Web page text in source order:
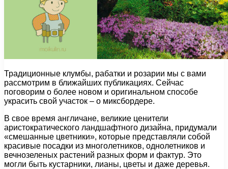
Традиционные клумбы, рабатки и розарии мы с вами
рассмотрим в ближайших публикациях. Сейчас
поговорим о более новом и оригинальном способе
украсить свой участок – о миксбордере.
В свое время англичане, великие ценители
аристократического ландшафтного дизайна, придумали
«смешанные цветники», которые представляли собой
красивые посадки из многолетников, однолетников и
вечнозеленых растений разных форм и фактур. Это
могли быть кустарники, лианы, цветы и даже деревья.